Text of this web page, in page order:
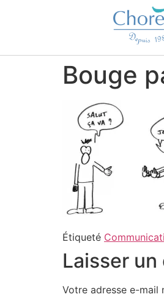
Bouge
Étiqueté
Laisser
Votre adresse e-mail